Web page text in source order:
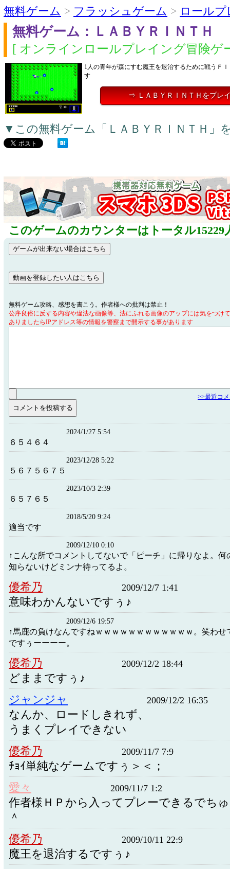
無料ゲーム > フラッシュゲーム > ロール
無料ゲーム：ＬＡＢＹＲＩＮＴＨ
[ オンラインロールプレイング冒険ゲ
1人の青年が森にすむ魔王を退治するために戦うＦ
す
⇒ ＬＡＢＹＲＩＮＴＨをプレ
▼この無料ゲーム「ＬＡＢＹＲＩＮＴＨ」
このゲームのカウンターはトータル15229
無料ゲーム攻略、感想を書こう。作者様への批判は禁止！
公序良俗に反する内容や違法な画像等、法にふれる画像のアップには気をつけ
ありましたらIPアドレス等の情報を警察まで開示する事があります
>>最近コ
2024/1/27 5:54
６５４６４
2023/12/28 5:22
５６７５６７５
2023/10/3 2:39
６５７６５
2018/5/20 9:24
適当です
2009/12/10 0:10
↑こんな所でコメントしてないで「ピーチ」に帰りなよ。何
知らないけどミンナ待ってるよ。
優希乃 2009/12/7 1:41
意味わかんないですぅ♪
2009/12/6 19:57
↑馬鹿の負けなんですねｗｗｗｗｗｗｗｗｗｗｗｗ。笑わせ
ですぅーーーー。
優希乃 2009/12/2 18:44
どままですぅ♪
ジャンジャ
2009/12/2 16:35
なんか、ロードしきれず、
うまくプレイできない
優希乃
2009/11/7 7:9
ﾁｮｲ単純なゲームですぅ＞＜；
愛々
2009/11/7 1:2
作者様ＨＰから入ってプレーできるでち
＾
優希乃
2009/10/11 22:9
魔王を退治するですぅ♪